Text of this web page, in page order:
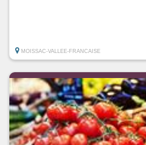
MOISSAC-VALLEE-FRANCAISE